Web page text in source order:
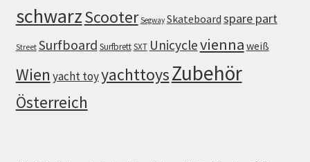
schwarzScooter Segway Skateboard spare part
Street Surfboard SurfbrettSXT Unicyclevienna weiß
Wien yacht toyyachttoysZubehör
Österreich